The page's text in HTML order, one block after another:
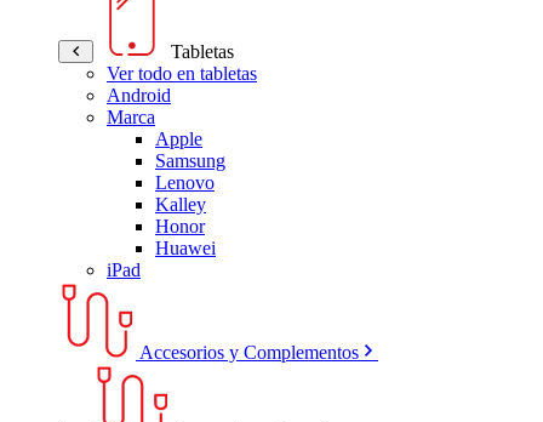
Tabletas
Ver todo en tabletas
Android
Marca
Apple
Samsung
Lenovo
Kalley
Honor
Huawei
iPad
Accesorios y Complementos